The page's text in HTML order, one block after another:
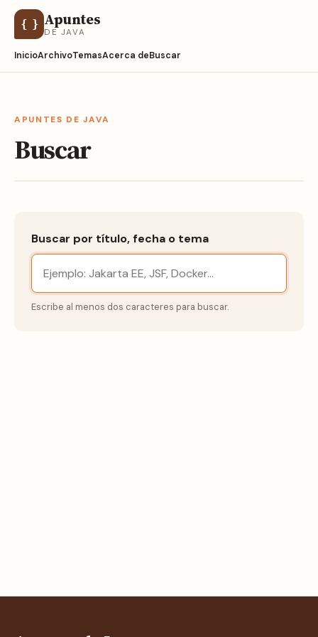
{ } Apuntes
DE JAVA
InicioArchivoTemasAcerca deBuscar
APUNTES DE JAVA
Buscar
Buscar por título, fecha o tema
Escribe al menos dos caracteres para buscar.